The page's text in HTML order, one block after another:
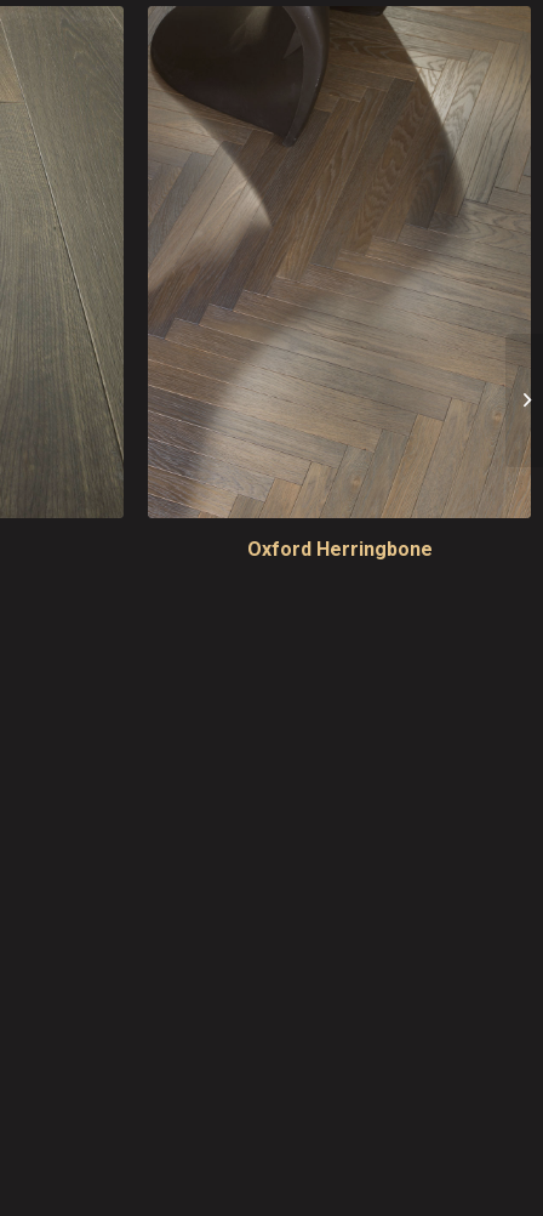
Oxford Herringbone